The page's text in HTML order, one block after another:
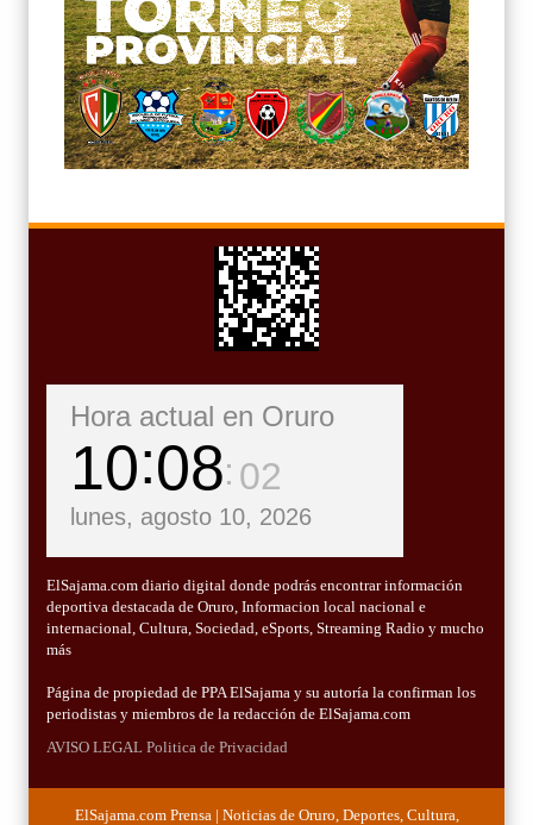
Hora actual en Oruro
10 08 04
lunes, agosto 10, 2026
ElSajama.com diario digital donde podrás encontrar información
deportiva destacada de Oruro, Informacion local nacional e
internacional, Cultura, Sociedad, eSports, Streaming Radio y mucho
más
Página de propiedad de PPA ElSajama y su autoría la confirman los
periodistas y miembros de la redacción de ElSajama.com
AVISO LEGAL Politica de Privacidad
ElSajama.com Prensa | Noticias de Oruro, Deportes, Cultura,